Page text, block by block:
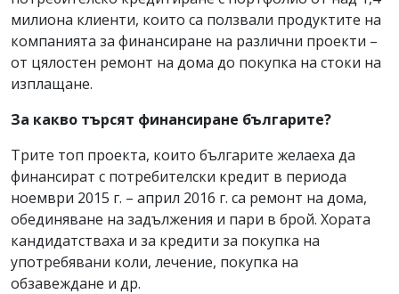
милиона клиенти, които са ползвали продуктите на
компанията за финансиране на различни проекти –
от цялостен ремонт на дома до покупка на стоки на
изплащане.
За какво търсят финансиране българите?
Трите топ проекта, които българите желаеха да
финансират с потребителски кредит в периода
ноември 2015 г. – април 2016 г. са ремонт на дома,
обединяване на задължения и пари в брой. Хората
кандидатстваха и за кредити за покупка на
употребявани коли, лечение, покупка на
обзавеждане и др.